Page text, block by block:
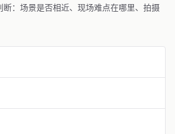
：场景是否相近、现场难点在哪里、拍摄